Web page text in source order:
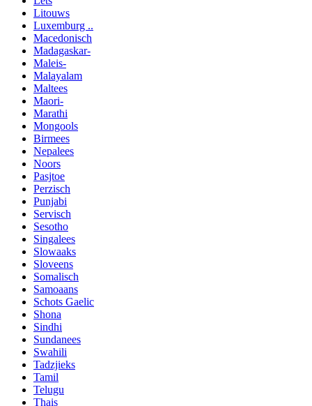
Litouws
Luxemburg ..
Macedonisch
Madagaskar-
Maleis-
Malayalam
Maltees
Maori-
Marathi
Mongools
Birmees
Nepalees
Noors
Pasjtoe
Perzisch
Punjabi
Servisch
Sesotho
Singalees
Slowaaks
Sloveens
Somalisch
Samoaans
Schots Gaelic
Shona
Sindhi
Sundanees
Swahili
Tadzjieks
Tamil
Telugu
Thais